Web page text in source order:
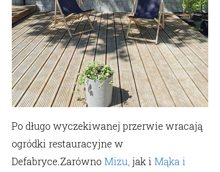
Po długo wyczekiwanej przerwie wracają
ogródki restauracyjne w
Defabryce.Zarówno Mizu, jak i Mąka i